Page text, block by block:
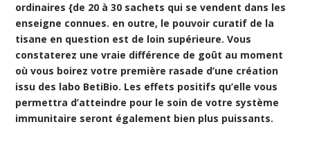
ordinaires {de 20 à 30 sachets qui se vendent dans les
enseigne connues. en outre, le pouvoir curatif de la
tisane en question est de loin supérieure. Vous
constaterez une vraie différence de goût au moment
où vous boirez votre première rasade d’une création
issu des labo BetiBio. Les effets positifs qu’elle vous
permettra d’atteindre pour le soin de votre système
immunitaire seront également bien plus puissants.